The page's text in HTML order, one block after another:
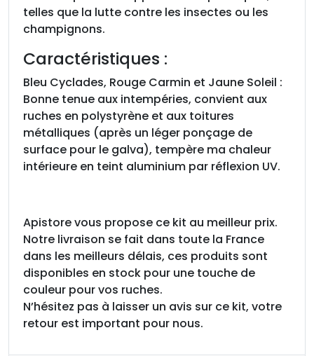
telles que la lutte contre les insectes ou les
champignons.
Caractéristiques :
Bleu Cyclades, Rouge Carmin et Jaune Soleil :
Bonne tenue aux intempéries, convient aux
ruches en polystyrène et aux toitures
métalliques (après un léger ponçage de
surface pour le galva), tempère ma chaleur
intérieure en teint aluminium par réflexion UV.
Apistore vous propose ce kit au meilleur prix.
Notre livraison se fait dans toute la France
dans les meilleurs délais, ces produits sont
disponibles en stock pour une touche de
couleur pour vos ruches.
N’hésitez pas à laisser un avis sur ce kit, votre
retour est important pour nous.